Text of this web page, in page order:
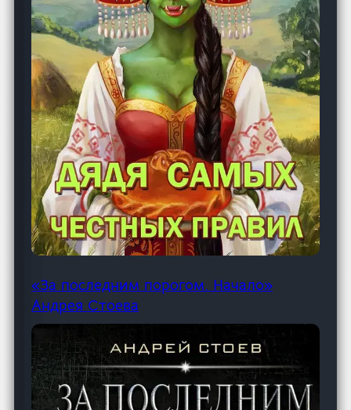
«За последним порогом. Начало»
Андрея Стоева